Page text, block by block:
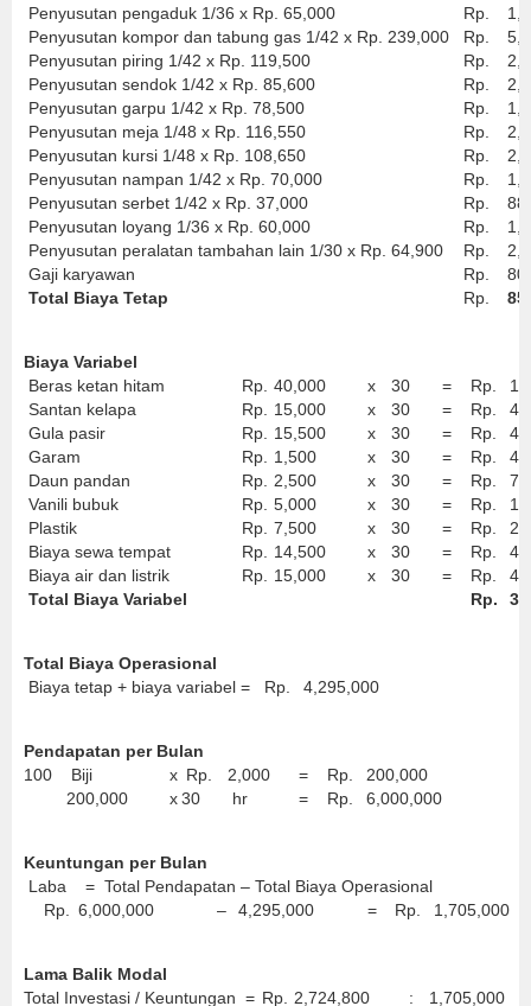
Penyusutan pengaduk 1/36 x Rp. 65,000 Rp.
Penyusutan kompor dan tabung gas 1/42 x Rp. 239,000
Rp.
Penyusutan piring 1/42 x Rp. 119,500
Rp.
Penyusutan sendok 1/42 x Rp. 85,600
Rp.
Penyusutan garpu 1/42 x Rp. 78,500
Rp.
Penyusutan meja 1/48 x Rp. 116,550
Rp.
Penyusutan kursi 1/48 x Rp. 108,650
Rp.
Penyusutan nampan 1/42 x Rp. 70,000
Rp.
Penyusutan serbet 1/42 x Rp. 37,000
Rp.
Penyusutan loyang 1/36 x Rp. 60,000
Rp.
Penyusutan peralatan tambahan lain 1/30 x Rp. 64,900
Rp.
Gaji karyawan
Rp.
Total Biaya Tetap
Rp.
Biaya Variabel
Beras ketan hitam
Rp. 40,000 x 30 = Rp.
Santan kelapa
Rp. 15,000 x 30 = Rp.
Gula pasir
Rp. 15,500 x 30 = Rp.
Garam
Rp. 1,500 x 30 = Rp.
Daun pandan
Rp. 2,500 x 30 = Rp.
Vanili bubuk
Rp. 5,000 x 30 = Rp.
Plastik
Rp. 7,500 x 30 = Rp.
Biaya sewa tempat
Rp. 14,500 x 30 = Rp.
Biaya air dan listrik
Rp. 15,000 x 30 = Rp.
Total Biaya Variabel
Rp.
Total Biaya Operasional
Biaya tetap + biaya variabel =
Rp. 4,295,000
Pendapatan per Bulan
100
Biji x Rp. 2,000 = Rp.
200,000
200,000
x30 hr = Rp. 6,000,000
Keuntungan per Bulan
Laba = Total Pendapatan – Total Biaya Operasional
Rp.
6,000,000 – 4,295,000 = Rp. 1,705,000
Lama Balik Modal
Total Investasi / Keuntungan = Rp. 2,724,800 :
1,705,000